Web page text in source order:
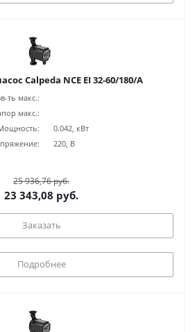
Calpeda NCE EI 32-60/180/A
ть макс.:
макс.:
0.042, кВт
220, В
25 936,76 руб.
23 343,08 руб.
Заказать
Подробнее